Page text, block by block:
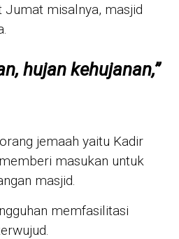
Jumat misalnya, masjid
hujan kehujanan,”
jemaah yaitu Kadir
masukan untuk
masjid.
memfasilitasi